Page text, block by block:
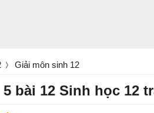
Giải môn sinh 12
bài 12 Sinh học 12